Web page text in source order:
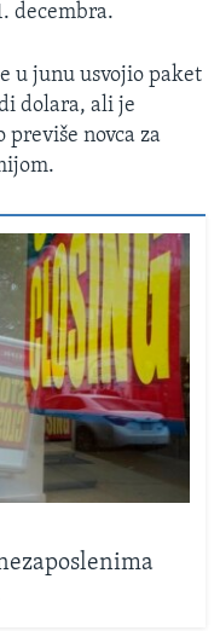
decembra.
u junu usvojio paket
dolara, ali je
novca za